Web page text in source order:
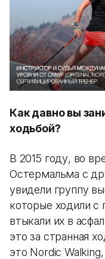
Как давно вы
ходьбой?
В 2015 году, во
Остермальма с
увидели группу
которые ходили с
втыкали их в
это за странная
это Nordic